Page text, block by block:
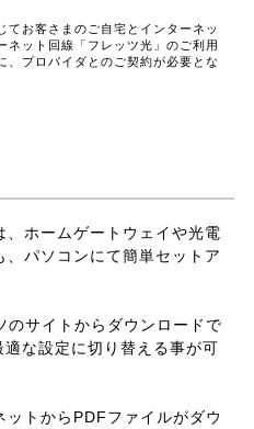
お客さまのご自宅とインターネッ
ネット回線「フレッツ光」のご利用
、プロバイダとのご契約が必要とな
ホームゲートウェイや光電
パソコンにて簡単セットア
のサイトからダウンロードで
な設定に切り替える事が可
トからPDFファイルがダウ